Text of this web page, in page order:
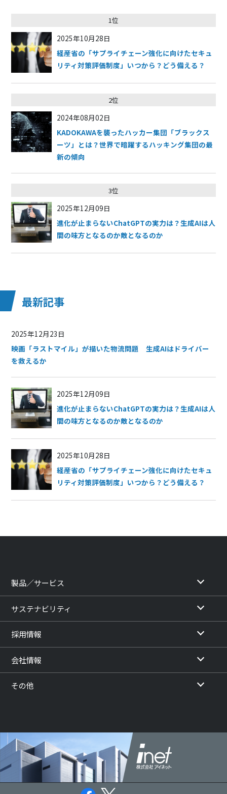
1位
2025年10月28日
経産省の「サプライチェーン強化に向けたセキュ
リティ対策評価制度」いつから？どう備える？
2位
2024年08月02日
KADOKAWAを襲ったハッカー集団「ブラックス
ーツ」とは？世界で暗躍するハッキング集団の最
新の傾向
3位
2025年12月09日
進化が止まらないChatGPTの実力は？生成AIは人
間の味方となるのか敵となるのか
最新記事
2025年12月23日
映画「ラストマイル」が描いた物流問題 生成AIはドライバー
を救えるか
2025年12月09日
進化が止まらないChatGPTの実力は？生成AIは人
間の味方となるのか敵となるのか
2025年10月28日
経産省の「サプライチェーン強化に向けたセキュ
リティ対策評価制度」いつから？どう備える？
製品／サービス
サステナビリティ
採用情報
会社情報
その他